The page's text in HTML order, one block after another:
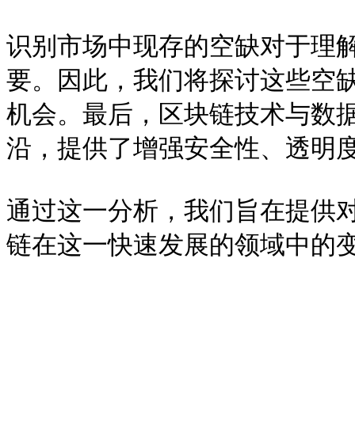
识别市场中现存的空缺对于理
要。因此，我们将探讨这些空
机会。最后，区块链技术与
沿，提供了增强安全性、透明
通过这一分析，我们旨在提供